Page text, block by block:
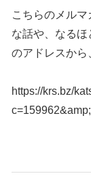
こちらのメル
な話や、なる
のアドレスから
https://krs.bz/